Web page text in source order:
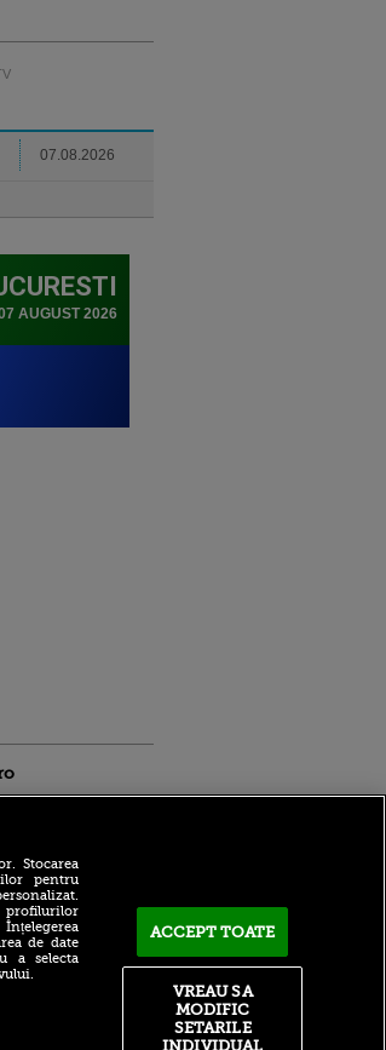
07.08.2026
replică ironică
Stoica cu
un titular de la
Stocarea
pentru
profilurilor
de date
a selecta
ACCEPT TOATE
VREAU SA
MODIFIC
SETARILE
INDIVIDUAL